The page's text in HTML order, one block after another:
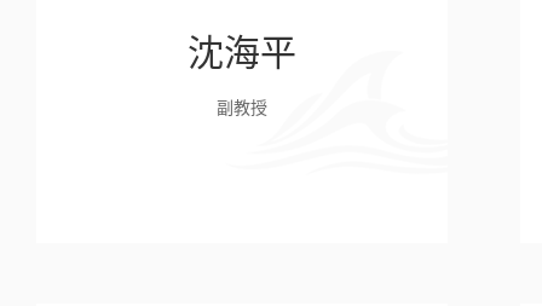
沈海平
副教授